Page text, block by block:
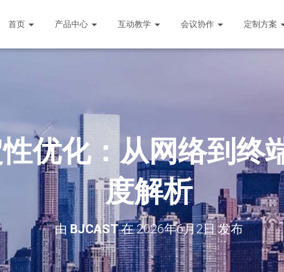
首页 产品中心 互动教学 会议协作 定制方案
优化：从网络到终
度解析
由 BJCAST在2026年6月2日发布